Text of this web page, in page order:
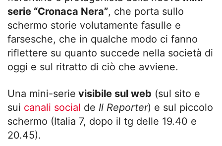
serie “Cronaca Nera”, che porta sullo
schermo storie volutamente fasulle e
farsesche, che in qualche modo ci fanno
riflettere su quanto succede nella società di
oggi e sul ritratto di ciò che avviene.
Una mini-serie visibile sul web (sul sito e
sui canali social de Il Reporter) e sul piccolo
schermo (Italia 7, dopo il tg delle 19.40 e
20.45).